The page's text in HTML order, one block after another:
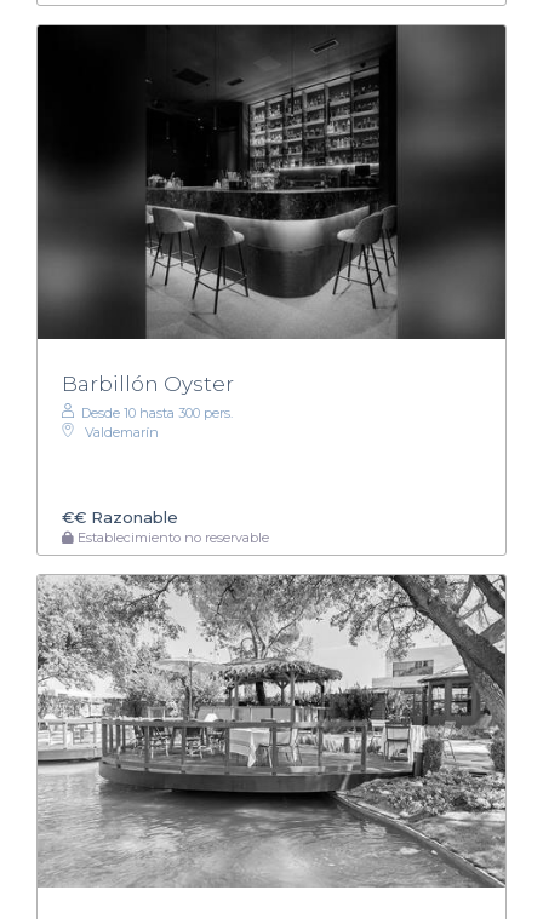
Barbillón Oyster
Desde 10 hasta 300 pers.
Valdemarín
€€ Razonable
Establecimiento no reservable